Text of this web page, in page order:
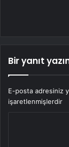
Bir yanıt
E-posta adresiniz
işaretlenmişlerdir